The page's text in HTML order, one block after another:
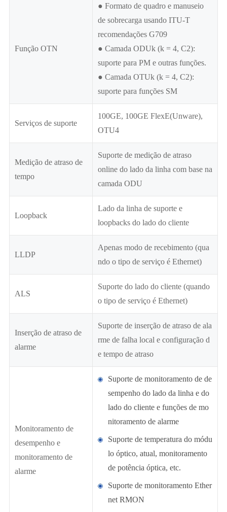
Função OTN
● Formato de quadro e manuseio
de sobrecarga usando ITU-T
recomendações G709
● Camada ODUk (k = 4, C2):
suporte para PM e outras funções.
● Camada OTUk (k = 4, C2):
suporte para funções SM
Serviços de suporte
100GE, 100GE FlexE(Unware),
OTU4
Medição de atraso de
tempo
Suporte de medição de atraso
online do lado da linha com base na
camada ODU
Loopback
Lado da linha de suporte e
loopbacks do lado do cliente
LLDP
Apenas modo de recebimento (qua
ndo o tipo de serviço é Ethernet)
ALS
Suporte do lado do cliente (quando
o tipo de serviço é Ethernet)
Inserção de atraso de
alarme
Suporte de inserção de atraso de ala
rme de falha local e configuração d
e tempo de atraso
Monitoramento de
desempenho e
monitoramento de
alarme
Suporte de monitoramento de de
sempenho do lado da linha e do
lado do cliente e funções de mo
nitoramento de alarme
Suporte de temperatura do módu
lo óptico, atual, monitoramento
de potência óptica, etc.
Suporte de monitoramento Ether
net RMON